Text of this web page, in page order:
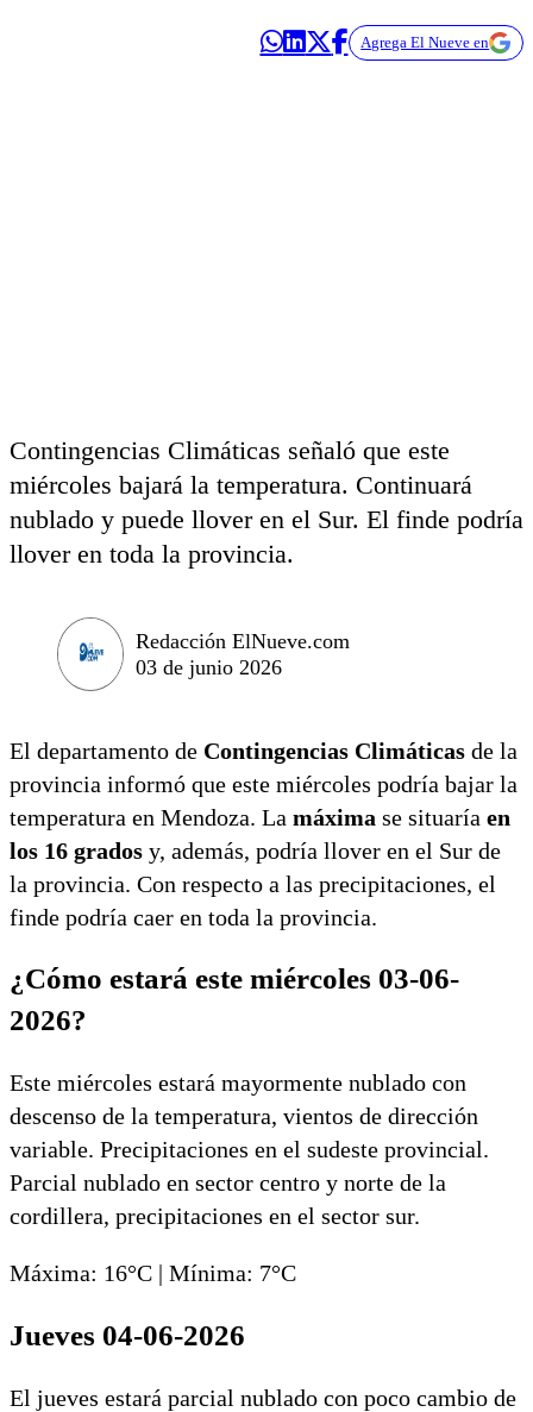
Agrega El Nueve en
Contingencias Climáticas señaló que este
miércoles bajará la temperatura. Continuará
nublado y puede llover en el Sur. El finde podría
llover en toda la provincia.
Redacción ElNueve.com
03 de junio 2026
El departamento de Contingencias Climáticas de la
provincia informó que este miércoles podría bajar la
temperatura en Mendoza. La máxima se situaría en
los 16 grados y, además, podría llover en el Sur de
la provincia. Con respecto a las precipitaciones, el
finde podría caer en toda la provincia.
¿Cómo estará este miércoles 03-06-
2026?
Este miércoles estará mayormente nublado con
descenso de la temperatura, vientos de dirección
variable. Precipitaciones en el sudeste provincial.
Parcial nublado en sector centro y norte de la
cordillera, precipitaciones en el sector sur.
Máxima: 16°C | Mínima: 7°C
Jueves 04-06-2026
El jueves estará parcial nublado con poco cambio de